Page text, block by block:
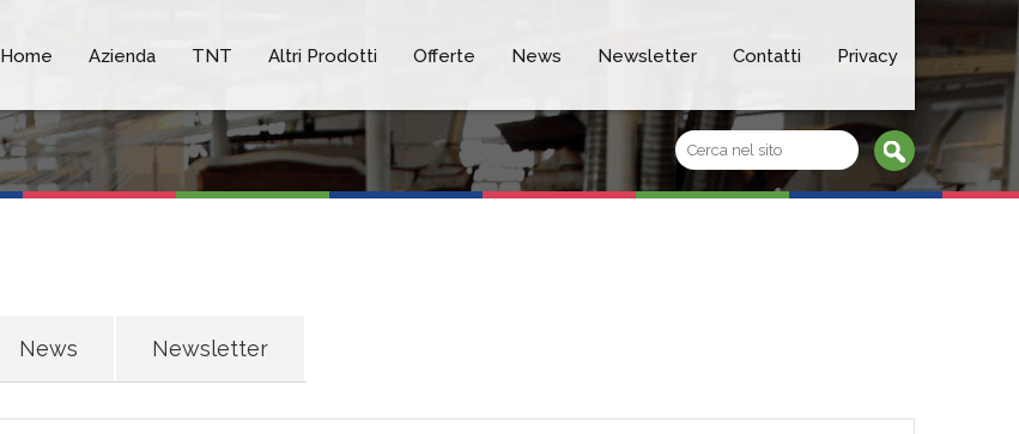
Home Azienda TNT Altri Prodotti Offerte News Newsletter Contatti Privacy
News Newsletter